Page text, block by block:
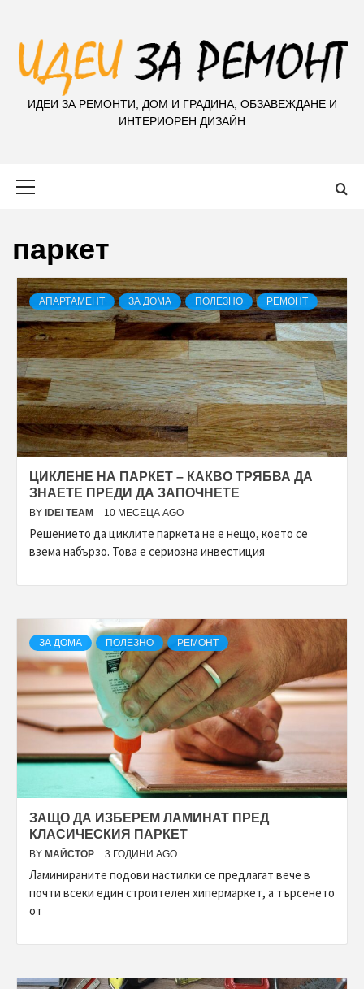
ИДЕИ ЗА РЕМОНТИ, ДОМ И ГРАДИНА, ОБЗАВЕЖДАНЕ И
ИНТЕРИОРЕН ДИЗАЙН
паркет
АПАРТАМЕНТ ЗА ДОМА ПОЛЕЗНО РЕМОНТ
ЦИКЛЕНЕ НА ПАРКЕТ – КАКВО ТРЯБВА ДА
ЗНАЕТЕ ПРЕДИ ДА ЗАПОЧНЕТЕ
BY IDEI TEAM 10 МЕСЕЦА AGO
Решението да циклите паркета не е нещо, което се
взема набързо. Това е сериозна инвестиция
ЗА ДОМА ПОЛЕЗНО РЕМОНТ
ЗАЩО ДА ИЗБЕРЕМ ЛАМИНАТ ПРЕД
КЛАСИЧЕСКИЯ ПАРКЕТ
BY МАЙСТОР 3 ГОДИНИ AGO
Ламинираните подови настилки се предлагат вече в
почти всеки един строителен хипермаркет, а търсенето
от